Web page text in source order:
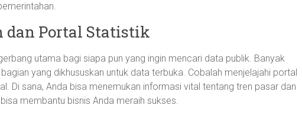
dan Portal Statistik
utama bagi siapa pun yang ingin mencari data publik. Banyak
yang dikhususkan untuk data terbuka. Cobalah menjelajahi portal
Di sana, Anda bisa menemukan informasi vital tentang tren pasar dan
membantu bisnis Anda meraih sukses.